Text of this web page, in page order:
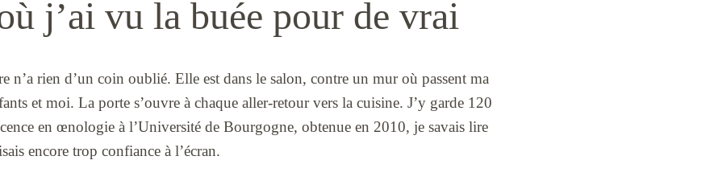
j’ai vu la buée pour de vrai
n’a rien d’un coin oublié. Elle est dans le salon, contre un mur où passent ma
et moi. La porte s’ouvre à chaque aller-retour vers la cuisine. J’y garde 120
en œnologie à l’Université de Bourgogne, obtenue en 2010, je savais lire
encore trop confiance à l’écran.